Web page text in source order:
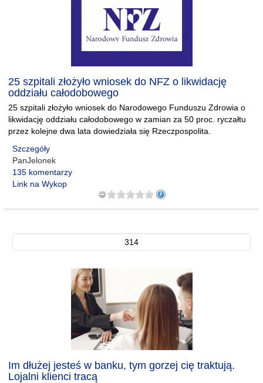
25 szpitali złożyło wniosek do NFZ o likwidację
oddziału całodobowego
25 szpitali złożyło wniosek do Narodowego Funduszu Zdrowia o
likwidację oddziału całodobowego w zamian za 50 proc. ryczałtu
przez kolejne dwa lata dowiedziała się Rzeczpospolita.
Szczegóły
PanJelonek
135 komentarzy
Link na Wykop
314
Im dłużej jesteś w banku, tym gorzej cię traktują.
Lojalni klienci tracą